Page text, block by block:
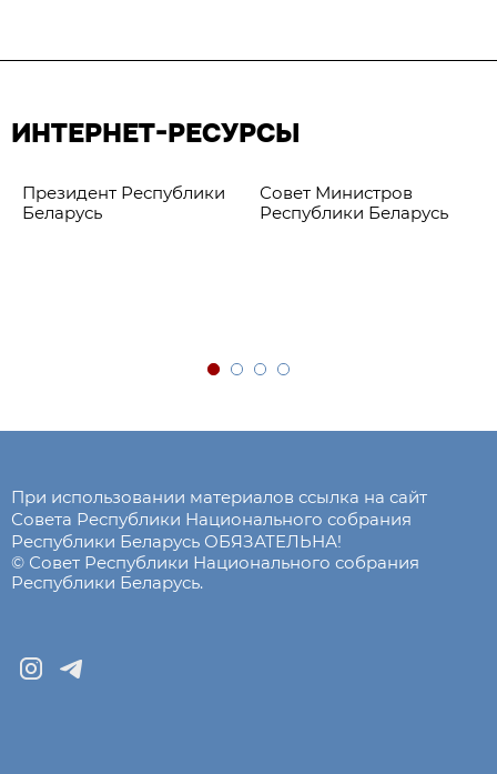
ИНТЕРНЕТ-РЕСУРСЫ
Президент Республики
Беларусь
Совет Министров
Республики Беларусь
При использовании материалов ссылка на сайт
Совета Республики Национального собрания
Республики Беларусь ОБЯЗАТЕЛЬНА!
© Совет Республики Национального собрания
Республики Беларусь.